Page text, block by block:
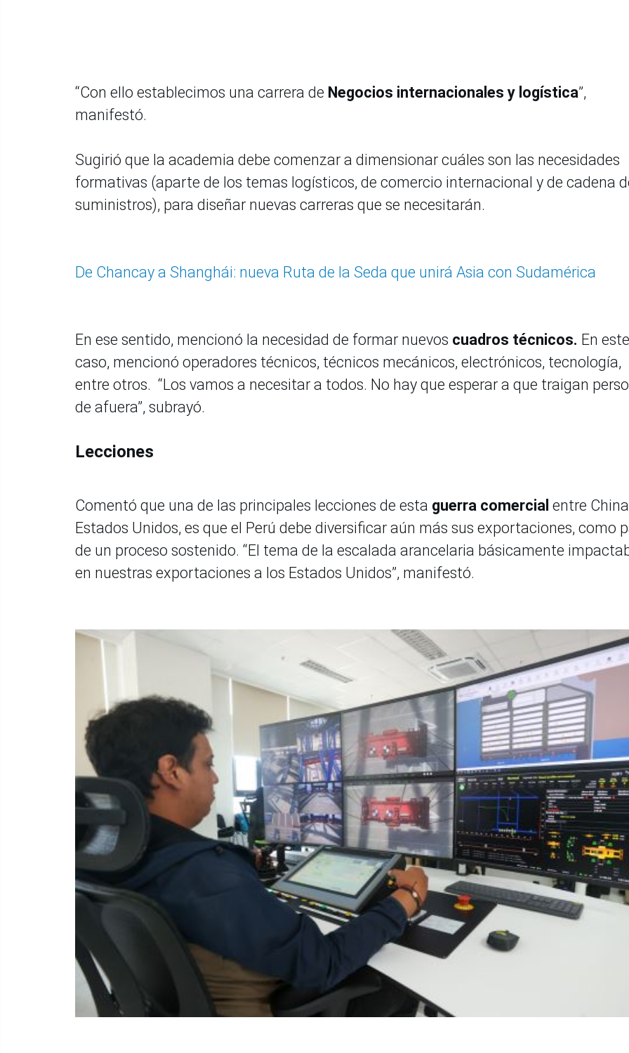
“Con ello establecimos una carrera de Negocios internacionales y logística”,
manifestó.
Sugirió que la academia debe comenzar a dimensionar cuáles son las necesidades
formativas (aparte de los temas logísticos, de comercio internacional y de cadena
suministros), para diseñar nuevas carreras que se necesitarán.
De Chancay a Shanghái: nueva Ruta de la Seda que unirá Asia con Sudamérica
En ese sentido, mencionó la necesidad de formar nuevos cuadros técnicos. En este
caso, mencionó operadores técnicos, técnicos mecánicos, electrónicos, tecnología,
entre otros. “Los vamos a necesitar a todos. No hay que esperar a que traigan
de afuera”, subrayó.
Lecciones
Comentó que una de las principales lecciones de esta guerra comercial entre
Estados Unidos, es que el Perú debe diversificar aún más sus exportaciones, como
de un proceso sostenido. “El tema de la escalada arancelaria básicamente
en nuestras exportaciones a los Estados Unidos”, manifestó.